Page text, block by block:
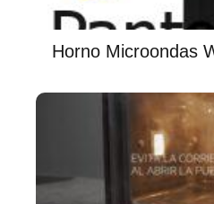
Horno Microondas